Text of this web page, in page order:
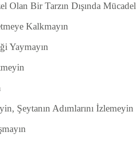
Olan Bir Tarzın Dışında
Kalkmayın
Yaymayın
Şeytanın Adımlarını İzlemeyin